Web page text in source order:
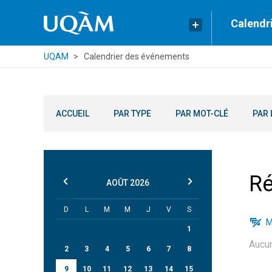
UQAM Calendrier des événements
ACCUEIL PAR TYPE PAR MOT-CLÉ PAR
AOÛT 2026
D L M M J V S
1
2 3 4 5 6 7 8
9 10 11 12 13 14 15